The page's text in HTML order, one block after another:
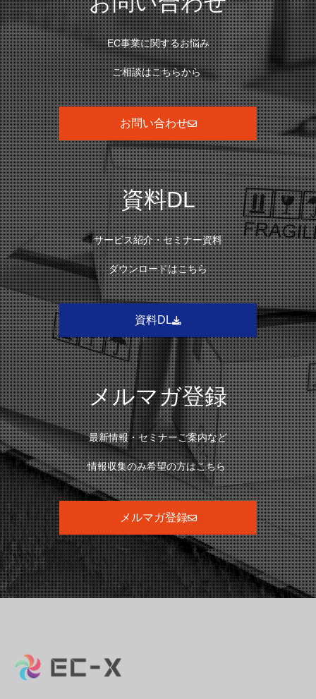
EC事業に関するお悩み
ご相談はこちらから
お問い合わせ
資料DL
サービス紹介・セミナー資料
ダウンロードはこちら
資料DL
メルマガ登録
最新情報・セミナーご案内など
情報収集のみ希望の方はこちら
メルマガ登録